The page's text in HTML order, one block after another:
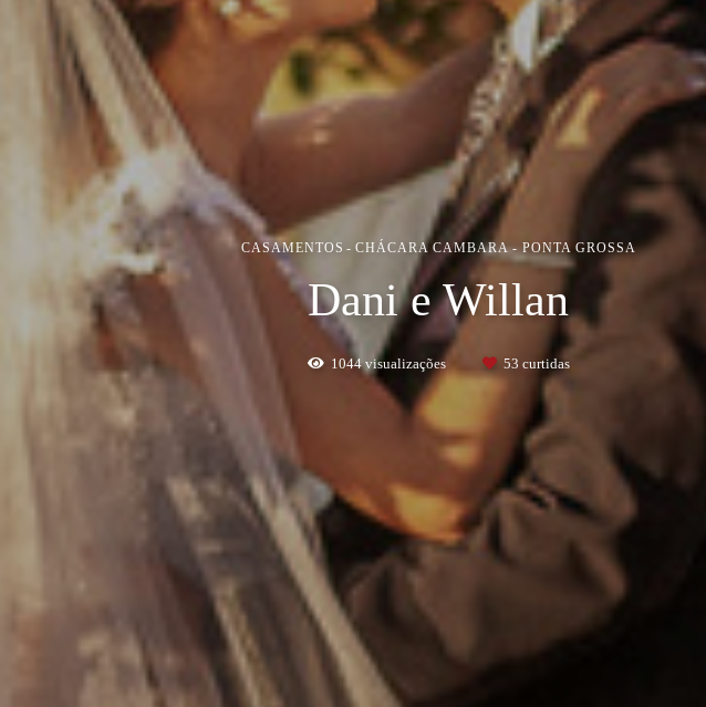
CASAMENTOS CHÁCARA CAMBARA - PONTA GROSSA
Dani e Willan
1044visualizações 53 curtidas